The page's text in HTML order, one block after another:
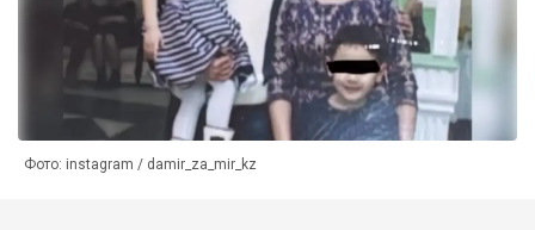
Фото: instagram / damir_za_mir_kz